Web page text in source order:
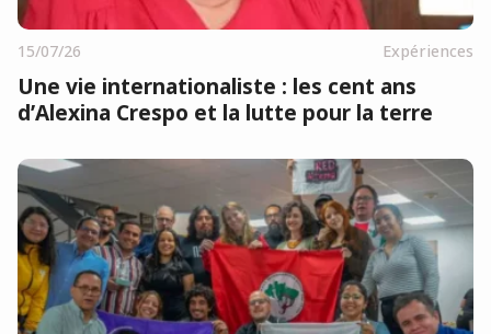
15/07/26 Expériences
Une vie internationaliste : les cent ans
d’Alexina Crespo et la lutte pour la terre